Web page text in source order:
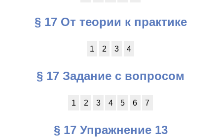
§ 17 От теории к практике
1 2 3 4
§ 17 Задание с вопросом
1 2 3 4 5 6 7
§ 17 Упражнение 13